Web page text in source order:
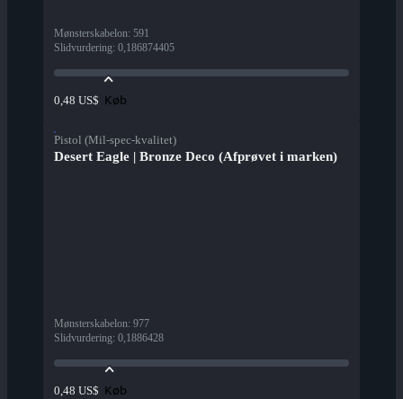
Mønsterskabelon: 591
Slidvurdering: 0,186874405
0,48 US$ Køb
Pistol (Mil-spec-kvalitet)
Desert Eagle | Bronze Deco (Afprøvet i marken)
Mønsterskabelon: 977
Slidvurdering: 0,1886428
0,48 US$ Køb